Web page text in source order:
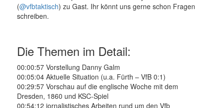
(@vfbtaktisch) zu Gast. Ihr könnt uns gerne schon Fragen
schreiben.
Die Themen im Detail:
00:00:57 Vorstellung Danny Galm
00:05:04 Aktuelle Situation (u.a. Fürth – VfB 0:1)
00:29:57 Vorschau auf die englische Woche mit dem
Dresden, 1860 und KSC-Spiel
00:54:12 jornalistisches Arbeiten rund um den Vfb